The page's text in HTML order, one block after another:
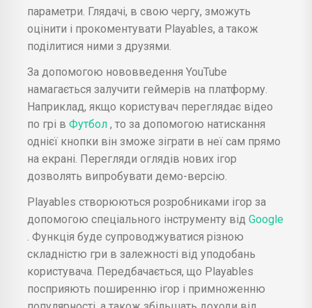
параметри. Глядачі, в свою чергу, зможуть
оцінити і прокоментувати Playables, а також
поділитися ними з друзями.
За допомогою нововведення YouTube
намагається залучити геймерів на платформу.
Наприклад, якщо користувач переглядає відео
по грі в Футбол , то за допомогою натискання
однієї кнопки він зможе зіграти в неї сам прямо
на екрані. Перегляди оглядів нових ігор
дозволять випробувати демо-версію.
Playables створюються розробниками ігор за
допомогою спеціального інструменту від Google
. Функція буде супроводжуватися різною
складністю гри в залежності від уподобань
користувача. Передбачається, що Playables
посприяють поширенню ігор і примноженню